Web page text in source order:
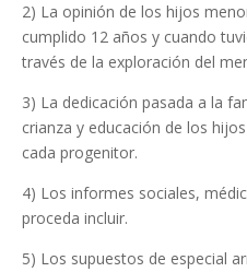
2) La opinión de los hijos
cumplido 12 años y cuando
través de la exploración del
3) La dedicación pasada a la
crianza y educación de los
cada progenitor.
4) Los informes sociales,
proceda incluir.
5) Los supuestos de especial